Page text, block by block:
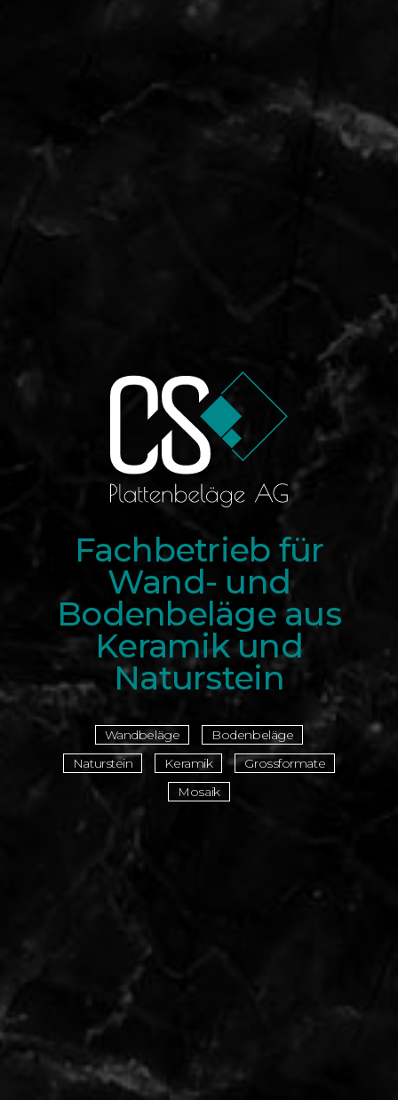
Fachbetrieb für
Wand- und
Bodenbeläge aus
Keramik und
Naturstein
Wandbeläge
Bodenbeläge
Naturstein
Keramik
Grossformate
Mosaik